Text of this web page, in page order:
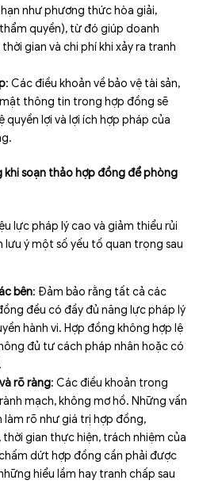
như phương thức hòa giải,
quyền), từ đó giúp doanh
gian và chi phí khi xảy ra tranh
: Các điều khoản về bảo vệ tài sản,
thông tin trong hợp đồng sẽ
lợi và lợi ích hợp pháp của
soạn thảo hợp đồng để phòng
lực pháp lý cao và giảm thiểu rủi
lưu ý một số yếu tố quan trọng sau
bên: Đảm bảo rằng tất cả các
đều có đầy đủ năng lực pháp lý
hành vi. Hợp đồng không hợp lệ
đủ tư cách pháp nhân hoặc có
rõ ràng: Các điều khoản trong
mạch, không mơ hồ. Những vấn
rõ như giá trị hợp đồng,
gian thực hiện, trách nhiệm của
dứt hợp đồng cần phải được
hiểu lầm hay tranh chấp sau